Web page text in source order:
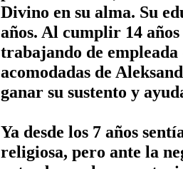
Divino en su alma. Su
años. Al cumplir 14
trabajando de empleada
acomodadas de
ganar su sustento y
Ya desde los 7 años
religiosa, pero ante la